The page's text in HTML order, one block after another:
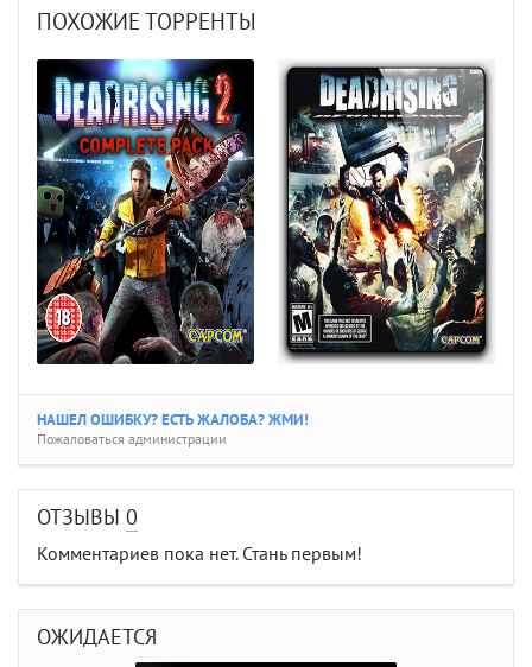
ПОХОЖИЕ ТОРРЕНТЫ
НАШЕЛ ОШИБКУ? ЕСТЬ ЖАЛОБА? ЖМИ!
Пожаловаться администрации
ОТЗЫВЫ 0
Комментариев пока нет. Стань первым!
ОЖИДАЕТСЯ